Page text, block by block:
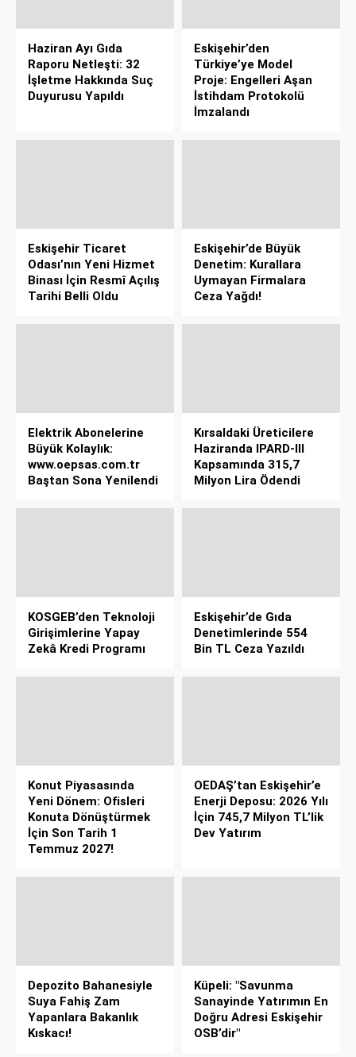
Haziran Ayı Gıda
Raporu Netleşti: 32
İşletme Hakkında Suç
Duyurusu Yapıldı
Eskişehir’den
Türkiye’ye Model
Proje: Engelleri Aşan
İstihdam Protokolü
İmzalandı
Eskişehir Ticaret
Odası’nın Yeni Hizmet
Binası İçin Resmî Açılış
Tarihi Belli Oldu
Eskişehir’de Büyük
Denetim: Kurallara
Uymayan Firmalara
Ceza Yağdı!
Elektrik Abonelerine
Büyük Kolaylık:
www.oepsas.com.tr
Baştan Sona Yenilendi
Kırsaldaki Üreticilere
Haziranda IPARD-III
Kapsamında 315,7
Milyon Lira Ödendi
KOSGEB’den Teknoloji
Girişimlerine Yapay
Zekâ Kredi Programı
Eskişehir’de Gıda
Denetimlerinde 554
Bin TL Ceza Yazıldı
Konut Piyasasında
Yeni Dönem: Ofisleri
Konuta Dönüştürmek
İçin Son Tarih 1
Temmuz 2027!
OEDAŞ’tan Eskişehir’e
Enerji Deposu: 2026 Yılı
İçin 745,7 Milyon TL’lik
Dev Yatırım
Depozito Bahanesiyle
Suya Fahiş Zam
Yapanlara Bakanlık
Kıskacı!
Küpeli: "Savunma
Sanayinde Yatırımın En
Doğru Adresi Eskişehir
OSB’dir"